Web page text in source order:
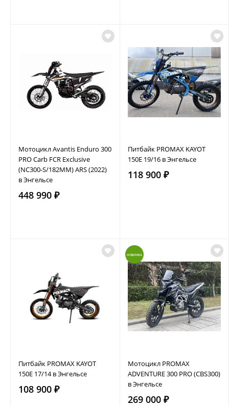
Мотоцикл Avantis Enduro 300
PRO Carb FCR Exclusive
(NC300-S/182MM) ARS (2022)
в Энгельсе
448 990 ₽
Питбайк PROMAX KAYOT
150E 19/16 в Энгельсе
118 900 ₽
Питбайк PROMAX KAYOT
150E 17/14 в Энгельсе
108 900 ₽
НОВИНКА
Мотоцикл PROMAX
ADVENTURE 300 PRO (CBS300)
в Энгельсе
269 000 ₽